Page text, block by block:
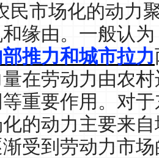
民市场化的动力
缘由。一般认
推力和城市拉力
在劳动力由农
重要作用。对
的动力主要来
受到劳动力市